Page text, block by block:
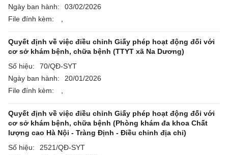
Ngày ban hành:
03/02/2026
File đính kèm:
Quyết định về việc điều chỉnh Giấy phép hoạt động đối với
cơ sở khám bệnh, chữa bệnh (TTYT xã Na Dương)
Số hiệu:
70/QĐ-SYT
Ngày ban hành:
20/01/2026
File đính kèm:
Quyết định về việc điều chỉnh Giấy phép hoạt động đối với
cơ sở khám bệnh, chữa bệnh (Phòng khám đa khoa Chất
lượng cao Hà Nội - Tràng Định - Điều chỉnh địa chỉ)
Số hiệu:
2521/QĐ-SYT